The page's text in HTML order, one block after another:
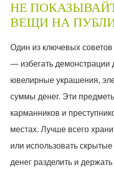
НЕ
ВЕЩИ НА
Один из ключевых
— избегать демонстрации
ювелирные украшения,
суммы денег. Эти
карманников и
местах. Лучше всего
или использовать
денег разделить и